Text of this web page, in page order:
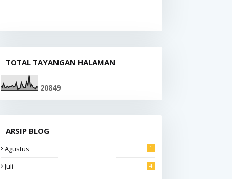
TOTAL TAYANGAN HALAMAN
20849
ARSIP BLOG
Agustus 1
Juli 4